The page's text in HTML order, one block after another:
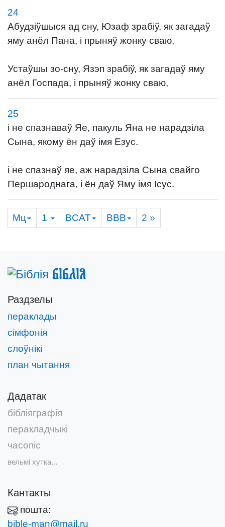
24
Абудзіўшыся ад сну, Юзаф зрабіў, як загадаў
яму анёл Пана, і прыняў жонку сваю,
Устаўшы зо-сну, Язэп зрабіў, як загадаў яму
анёл Госпада, і прыняў жонку сваю,
25
і не спазнаваў Яе, пакуль Яна не нарадзіла
Сына, якому ён даў імя Езус.
і не спазнаў яе, аж нарадзіла Сына свайго
Першароднага, і ён даў Яму імя Ісус.
Мц 1 BCAT BBB 2 »
Біблія
Раздзелы
пераклады
сімфонія
слоўнікі
план чытання
Дадатак
бібліяграфія
перакладчыкі
часопіс
вельмі хутка...
Кантакты
пошта:
bible-man@mail.ru